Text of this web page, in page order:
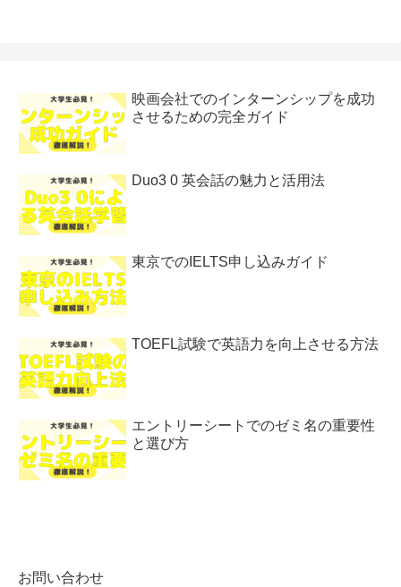
映画会社でのインターンシップを成功
させるための完全ガイド
Duo3 0 英会話の魅力と活用法
東京でのIELTS申し込みガイド
TOEFL試験で英語力を向上させる方法
エントリーシートでのゼミ名の重要性
と選び方
お問い合わせ